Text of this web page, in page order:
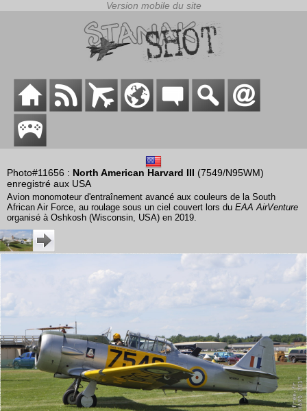
Photo#11656 : North American Harvard III (7549/N95WM)
enregistré aux USA
Avion monomoteur d'entraînement avancé aux couleurs de la South
African Air Force, au roulage sous un ciel couvert lors du EAA AirVenture
organisé à Oshkosh (Wisconsin, USA) en 2019.